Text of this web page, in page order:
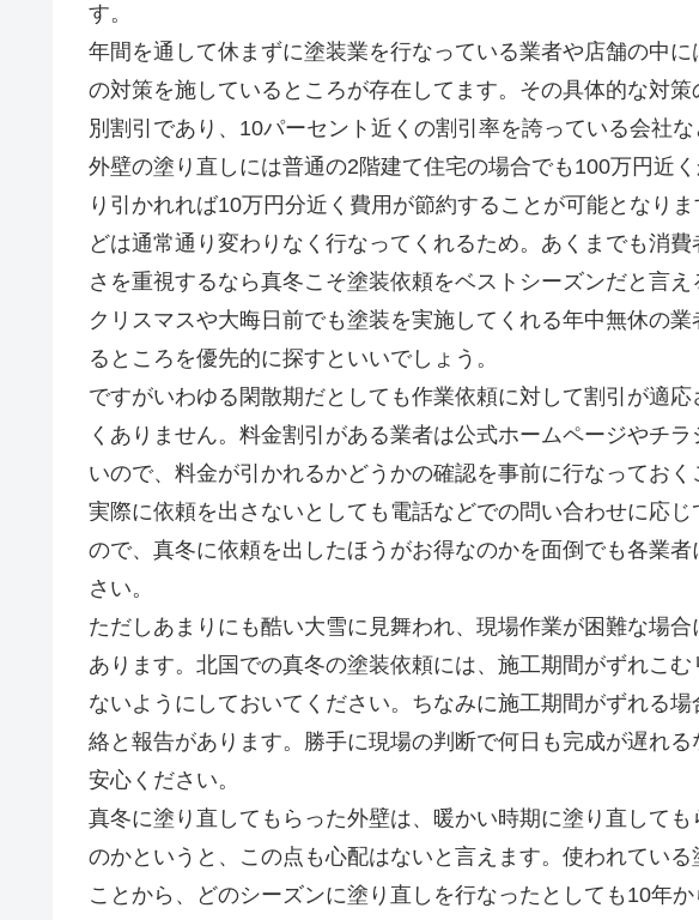
す。
年間を通して休まずに塗装業を行なっている業者や店舗の中
の対策を施しているところが存在してます。その具体的な対
別割引であり、10パーセント近くの割引率を誇っている会社な
外壁の塗り直しには普通の2階建て住宅の場合でも100万円近
り引かれれば10万円分近く費用が節約することが可能となり
どは通常通り変わりなく行なってくれるため。あくまでも消
さを重視するなら真冬こそ塗装依頼をベストシーズンだと言え
クリスマスや大晦日前でも塗装を実施してくれる年中無休の
るところを優先的に探すといいでしょう。
ですがいわゆる閑散期だとしても作業依頼に対して割引が適
くありません。料金割引がある業者は公式ホームページやチ
いので、料金が引かれるかどうかの確認を事前に行なっておく
実際に依頼を出さないとしても電話などでの問い合わせに応
ので、真冬に依頼を出したほうがお得なのかを面倒でも各業
さい。
ただしあまりにも酷い大雪に見舞われ、現場作業が困難な場
あります。北国での真冬の塗装依頼には、施工期間がずれこ
ないようにしておいてください。ちなみに施工期間がずれる
絡と報告があります。勝手に現場の判断で何日も完成が遅れ
安心ください。
真冬に塗り直してもらった外壁は、暖かい時期に塗り直して
のかというと、この点も心配はないと言えます。使われてい
ことから、どのシーズンに塗り直しを行なったとしても10年